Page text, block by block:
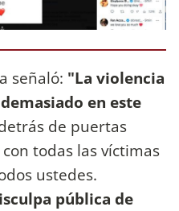
señaló: "La violencia
en este
de puertas
todas las víctimas
ustedes.
pública de